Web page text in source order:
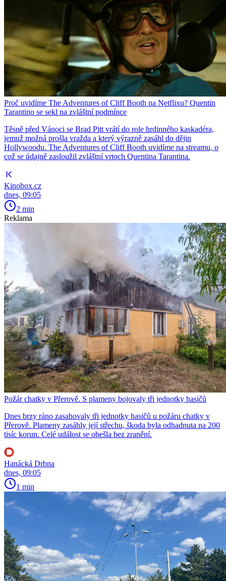
Proč uvidíme The Adventures of Cliff Booth na Netflixu? Quentin
Tarantino se sekl na zvláštní podmínce
Těsně před Vánoci se Brad Pitt vrátí do role hrdinného kaskadéra,
jemuž možná prošla vražda a který výrazně zasáhl do dějin
Hollywoodu. The Adventures of Cliff Booth uvidíme na streamu, o
což se údajně zasloužil zvláštní vrtoch Quentina Tarantina.
Kinobox.cz
dnes, 09:05
2 min
Reklama
Požár chatky v Přerově. S plameny bojovaly tři jednotky hasičů
Dnes brzy ráno zasahovaly tři jednotky hasičů u požáru chatky v
Přerově. Plameny zasáhly její střechu, škoda byla odhadnuta na 200
tisíc korun. Celé událost se obešla bez zranění.
Hanácká Drbna
dnes, 09:05
1 min